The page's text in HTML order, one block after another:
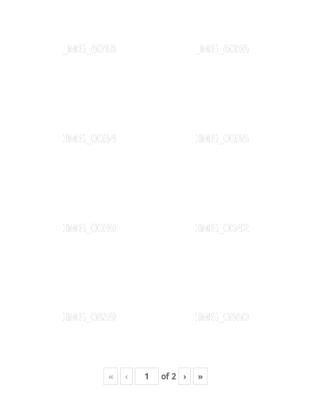
_MG_6018 _MG_6056
IMG_0034 IMG_0036
IMG_0039 IMG_0042
IMG_0859 IMG_0860
« ‹ of2 › »